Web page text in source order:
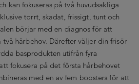
kan fokuseras på två huvudsakliga
torrt, skadat, frissigt, tunt och
börjar med en diagnos för att
hårbehov. Därefter väljer din frisör
basprodukten utifrån fyra
fokusera på det första hårbehovet
med en av fem boosters för att